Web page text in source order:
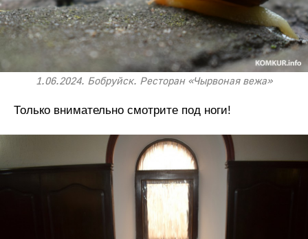
1.06.2024. Бобруйск. Ресторан «Чырвоная вежа»
Только внимательно смотрите под ноги!